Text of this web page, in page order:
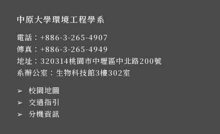
中原大學環境工程學系
電話： +886-3-265-4907
傳真：+886-3-265-4949
地址： 320314桃園市中壢區中北路200號
系辦公室：生物科技館3樓302室
➢ 校園地圖
➢ 交通指引
➢ 分機資訊